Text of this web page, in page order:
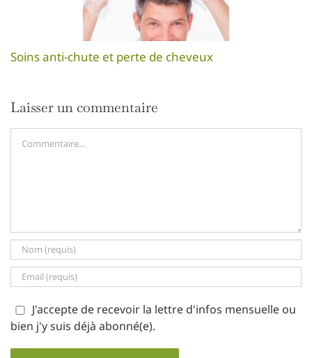
Soins anti-chute et perte de cheveux
Laisser un commentaire
J'accepte de recevoir la lettre d'infos mensuelle ou
bien j'y suis déjà abonné(e).